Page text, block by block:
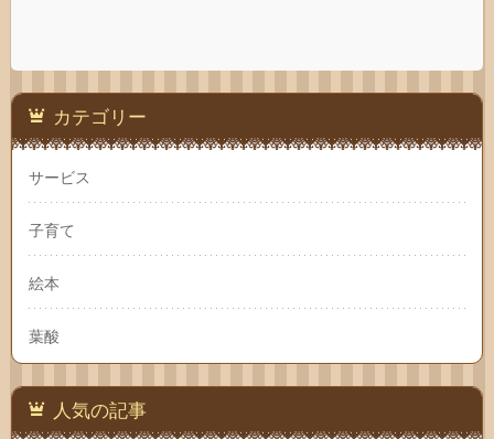
カテゴリー
サービス
子育て
絵本
葉酸
人気の記事